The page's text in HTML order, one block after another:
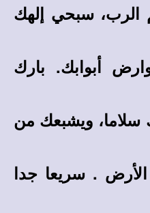
الرب، سبحي إلهك
أبوابك. بارك
ويشبعك من
. سريعا جدا